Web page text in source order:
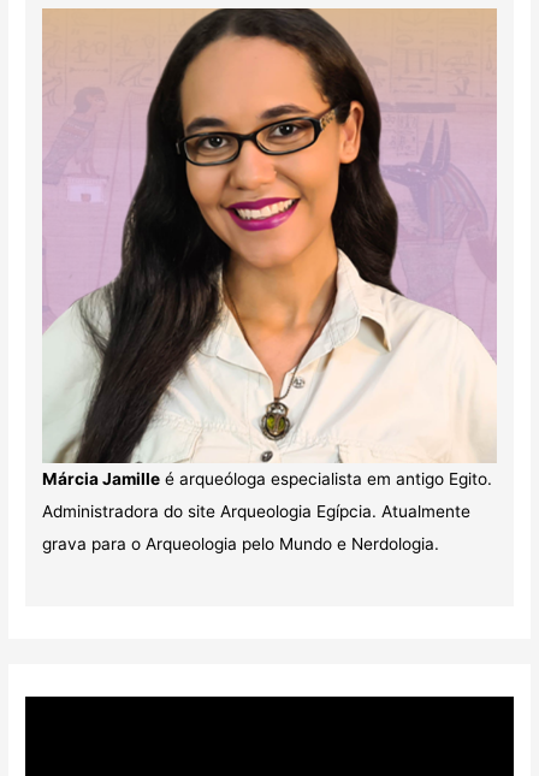
Márcia Jamilleé arqueóloga especialista em antigo Egito.
Administradora do site Arqueologia Egípcia. Atualmente
grava para o Arqueologia pelo Mundo e Nerdologia.